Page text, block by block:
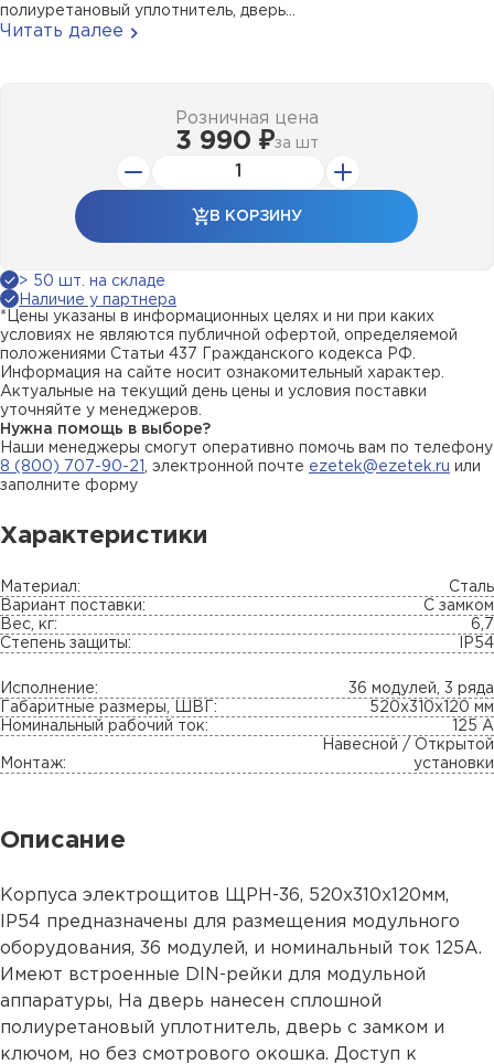
полиуретановый уплотнитель, дверь...
Читать далее
Розничная цена
3 990 ₽за шт
В КОРЗИНУ
> 50 шт. на складе
Наличие у партнера
*Цены указаны в информационных целях и ни при каких
условиях не являются публичной офертой, определяемой
положениями Статьи 437 Гражданского кодекса РФ.
Информация на сайте носит ознакомительный характер.
Актуальные на текущий день цены и условия поставки
уточняйте у менеджеров.
Нужна помощь в выборе?
Наши менеджеры смогут оперативно помочь вам по телефону
8 (800) 707-90-21
, электронной почте ezetek@ezetek.ru или
заполните форму
Характеристики
Материал:
Сталь
Вариант поставки:
С замком
Вес, кг:
6,7
Степень защиты:
IP54
Исполнение:
36 модулей, 3 ряда
Габаритные размеры, ШВГ:
520х310х120 мм
Номинальный рабочий ток:
125 А
Монтаж:
Навесной / Открытой
установки
Описание
Корпуса электрощитов ЩРН-36, 520х310х120мм,
IP54 предназначены для размещения модульного
оборудования, 36 модулей, и номинальный ток 125А.
Имеют встроенные DIN-рейки для модульной
аппаратуры, На дверь нанесен сплошной
полиуретановый уплотнитель, дверь с замком и
ключом, но без смотрового окошка. Доступ к